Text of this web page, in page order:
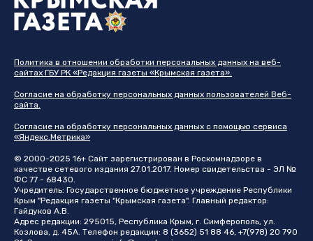
Политика в отношении обработки персональных данных на веб-
сайтах ГБУ РК «Редакция газеты «Крымская газета».
Согласие на обработку персональных данных пользователей Веб-
сайта.
Согласие на обработку персональных данных с помощью сервиса
«Яндекс.Метрика»
© 2000-2025 16+ Сайт зарегистрирован в Роскомнадзоре в
качестве сетевого издания 27.01.2017. Номер свидетельства - ЭЛ №
ФС 77 - 68430.
Учредитель: Государственное бюджетное учреждение Республики
Крым "Редакция газеты "Крымская газета". Главный редактор:
Гайдуков А.В.
Адрес редакции: 295015, Республика Крым, г. Симферополь, ул.
Козлова, д. 45А. Телефон редакции: 8 (3652) 51 88 46, +7(978) 20 790